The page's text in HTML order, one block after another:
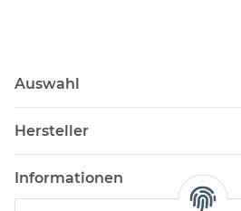
Auswahl
Hersteller
Informationen